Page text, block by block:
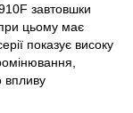
завтовшки
цьому має
показує високу
впливу